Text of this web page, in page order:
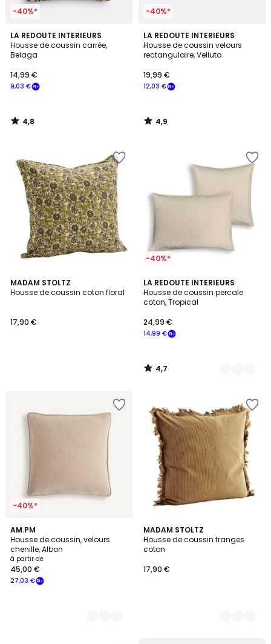
-40%*
LA REDOUTE INTERIEURS
Housse de coussin carrée,
Belaga
9,03 €
14,99 €
4,8
/ 5
4,8
/
-40%*
LA REDOUTE INTERIEURS
Housse de coussin velours
rectangulaire, Velluto
12,03 €
19,99 €
4,9
/ 5
4,9
/
MADAM STOLTZ
Housse de coussin coton floral
17,90 €
-40%*
LA REDOUTE INTERIEURS
Housse de coussin percale
coton, Tropical
14,99 €
24,99 €
4,7
/ 5
6
Couleurs
4,7
/
-40%*
AM.PM
Housse de coussin, velours
chenille, Albon
à partir de
27,03 €
45,00 €
4
Couleurs
MADAM STOLTZ
Housse de coussin franges
coton
17,90 €
2
Couleurs